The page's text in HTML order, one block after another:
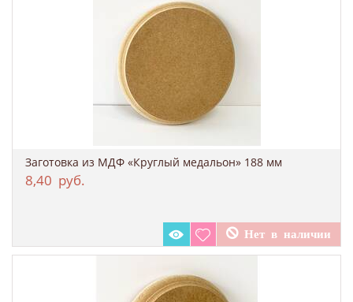
Заготовка из МДФ «Круглый медальон» 188 мм
8,40 руб.